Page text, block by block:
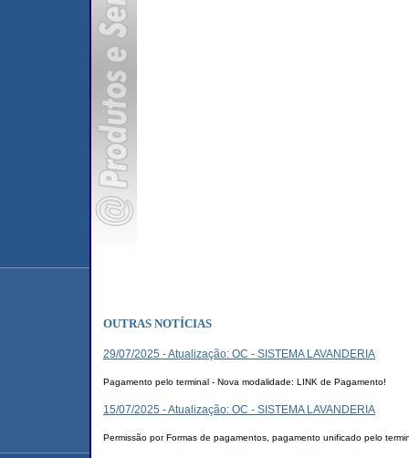
OUTRAS NOTÍCIAS
29/07/2025 - Atualização: OC - SISTEMA LAVANDERIA
Pagamento pelo terminal - Nova modalidade: LINK de Pagamento!
15/07/2025 - Atualização: OC - SISTEMA LAVANDERIA
Permissão por Formas de pagamentos, pagamento unificado pelo